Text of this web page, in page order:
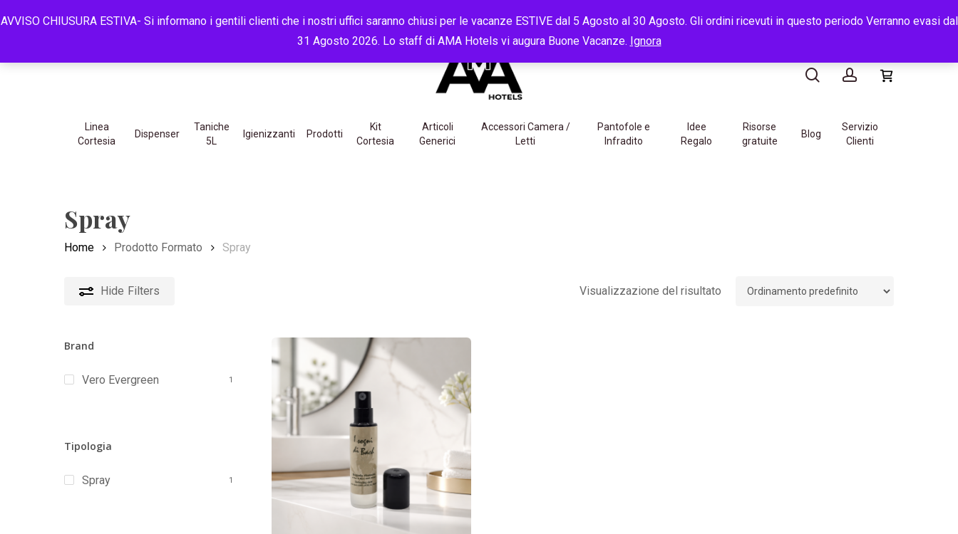
AVVISO CHIUSURA ESTIVA- Si informano i gentili clienti che i nostri uffici saranno chiusi per le vacanze ESTIVE dal 5 Agosto al 30 Agosto. Gli ordini ricevuti in questo periodo Verranno evasi dal
31 Agosto 2026. Lo staff di AMA Hotels vi augura Buone Vacanze. Ignora
to
ASSISTENZA CLIENTI: +39 351 5342168 dal Lunedì al Venerdì, 09:00 13:00 e14:00 - 16:00
Hit enter to search or ESC to close
Linea
Cortesia
Dispenser
Taniche
5L
Igienizzanti Prodotti
Kit
Cortesia
Articoli
Generici
Accessori Camera /
Letti
Pantofole e
Infradito
Idee
Regalo
Risorse
gratuite
Blog
Servizio
Clienti
Spray
Home Prodotto Formato Spray
Hide Filters Visualizzazione del risultato
Brand
Vero Evergreen 1
Tipologia
Spray 1